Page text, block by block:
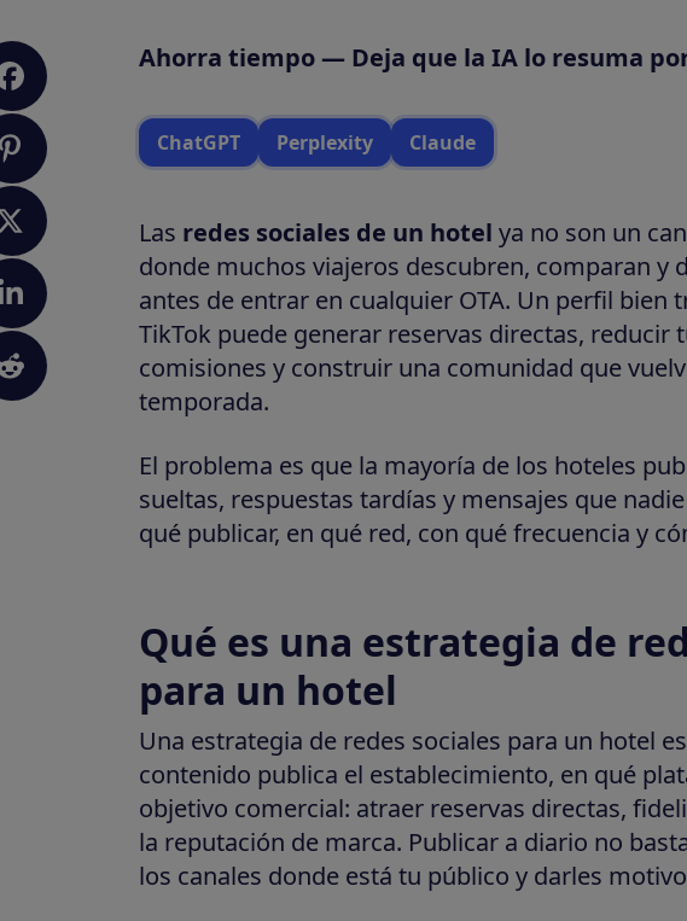
Ahorra tiempo — Deja que la IA lo resuma
ChatGPT Perplexity Claude
Las redes sociales de un hotel ya no son un
donde muchos viajeros descubren, comparan y
antes de entrar en cualquier OTA. Un perfil bien
TikTok puede generar reservas directas, reducir
comisiones y construir una comunidad que
temporada.
El problema es que la mayoría de los hoteles
sueltas, respuestas tardías y mensajes que
qué publicar, en qué red, con qué frecuencia y
Qué es una estrategia de
para un hotel
Una estrategia de redes sociales para un hotel
contenido publica el establecimiento, en qué
objetivo comercial: atraer reservas directas,
la reputación de marca. Publicar a diario no
los canales donde está tu público y darles